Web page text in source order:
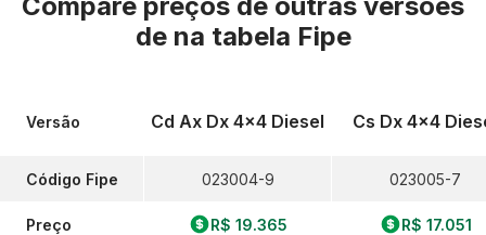
de na tabela Fipe
Versão
Código Fipe
Preço
Cd Ax Dx 4x4 Diesel
023004-9
R$ 19.365
Cs Dx 4x4
023005-7
R$ 17.051